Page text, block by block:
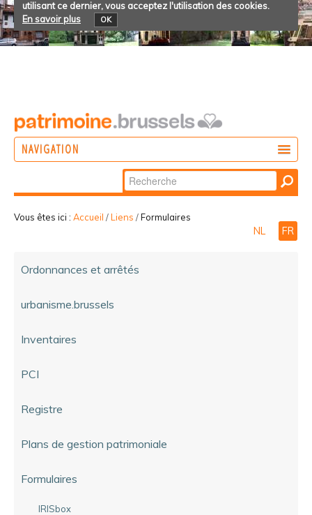
utilisant ce dernier, vous acceptez l'utilisation des cookies.
En savoir plus
OK
NAVIGATION
Chercher par
Recherche
avancée…
Vous êtes ici : Accueil /Liens /Formulaires
NL FR
Ordonnances et arrêtés
urbanisme.brussels
Inventaires
PCI
Registre
Plans de gestion patrimoniale
Formulaires
IRISbox